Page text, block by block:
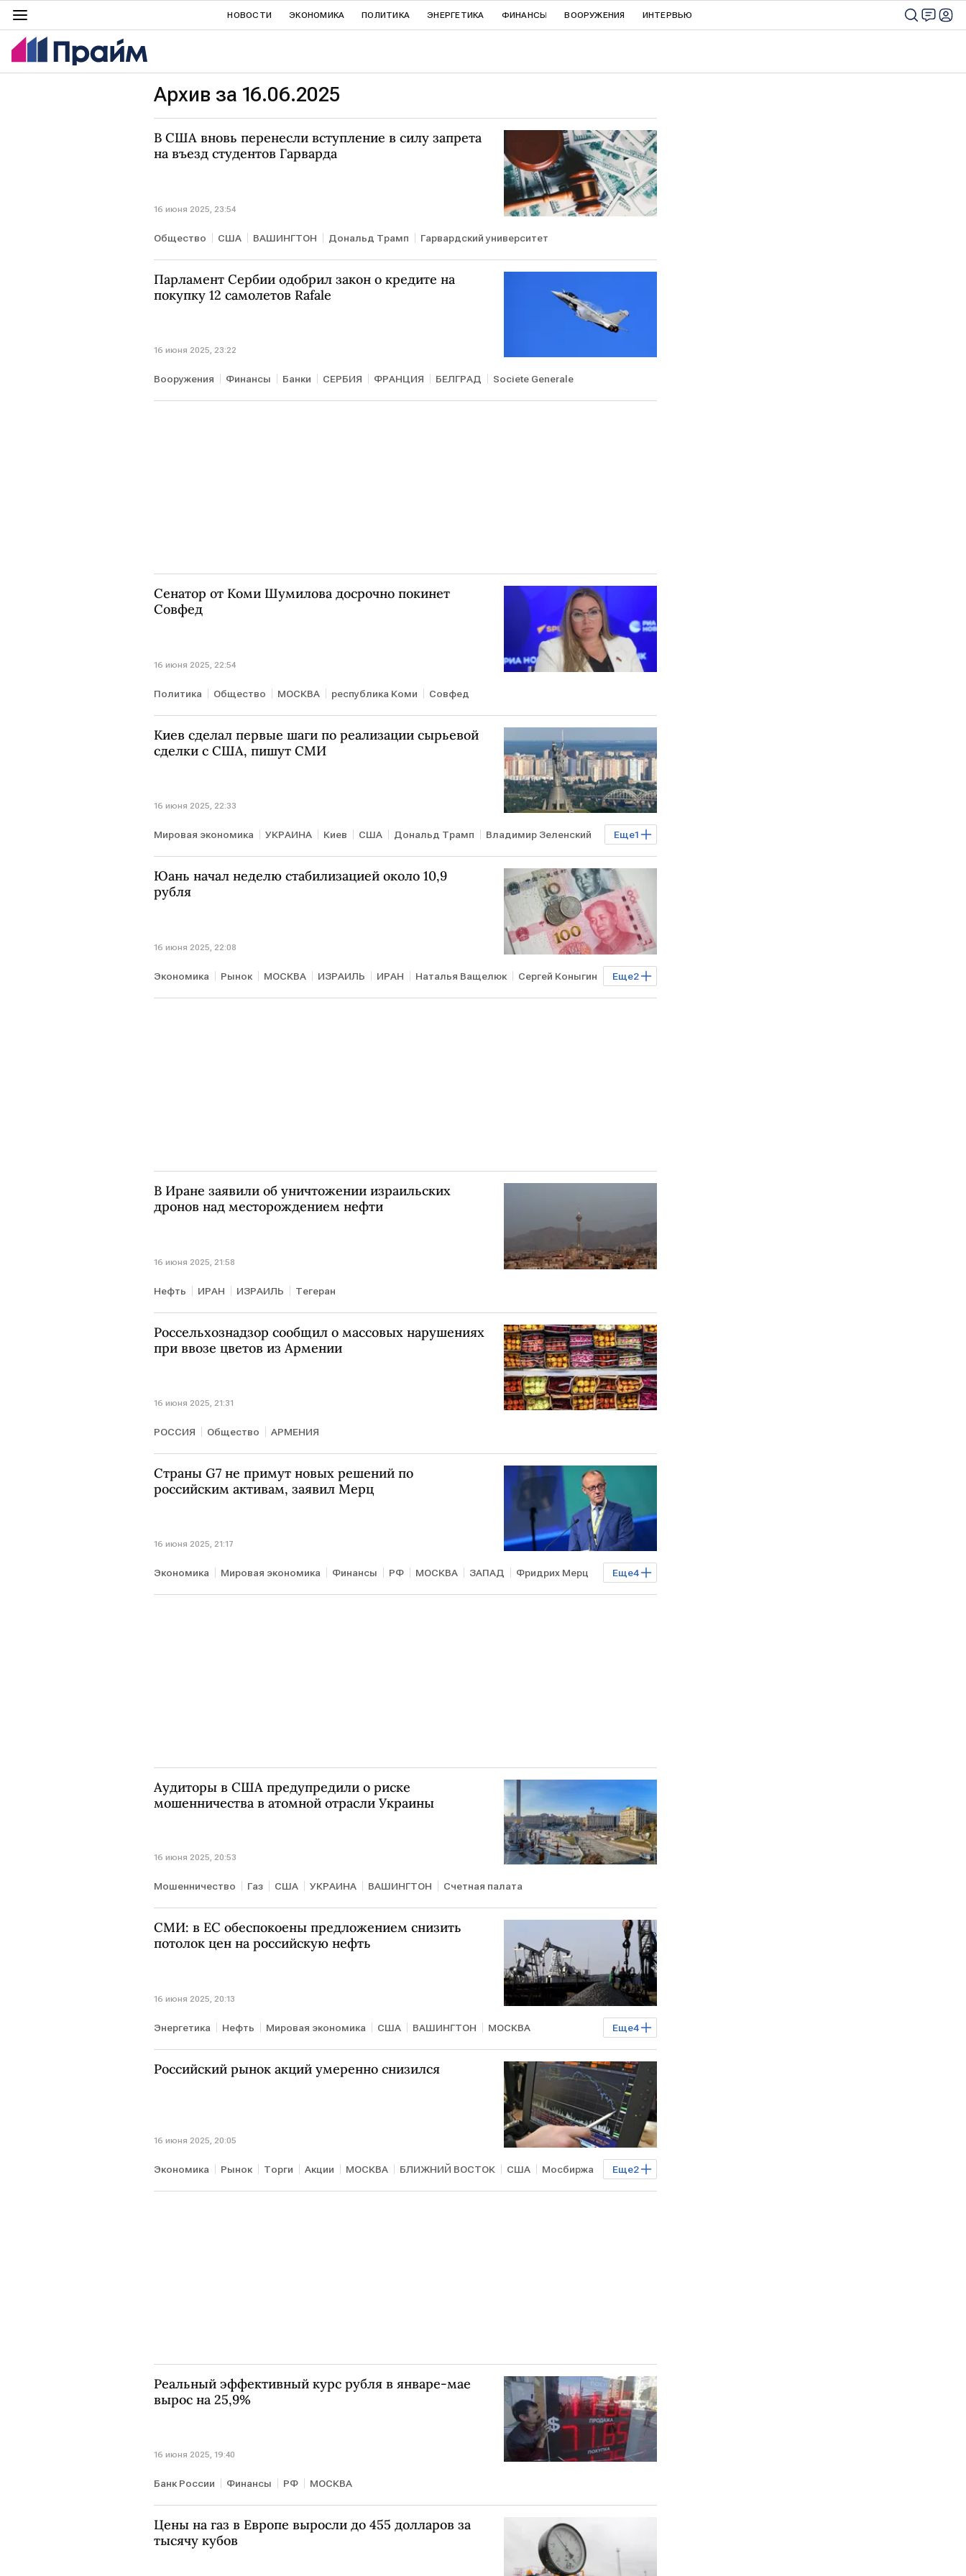
НОВОСТИ ЭКОНОМИКА ПОЛИТИКА ЭНЕРГЕТИКА ФИНАНСЫ ВООРУЖЕНИЯ ИНТЕРВЬЮ
Архив за 16.06.2025
В США вновь перенесли вступление в силу запрета
на въезд студентов Гарварда
16 июня 2025, 23:54
Общество США ВАШИНГТОН Дональд Трамп Гарвардский университет
Парламент Сербии одобрил закон о кредите на
покупку 12 самолетов Rafale
16 июня 2025, 23:22
Вооружения Финансы Банки СЕРБИЯ ФРАНЦИЯ БЕЛГРАД Societe Generale
Сенатор от Коми Шумилова досрочно покинет
Совфед
16 июня 2025, 22:54
Политика Общество МОСКВА республика Коми Совфед
Киев сделал первые шаги по реализации сырьевой
сделки с США, пишут СМИ
16 июня 2025, 22:33
Еще1
Мировая экономика УКРАИНА Киев США Дональд Трамп Владимир Зеленский
New York Times
Юань начал неделю стабилизацией около 10,9
рубля
16 июня 2025, 22:08
Еще2
Экономика Рынок МОСКВА ИЗРАИЛЬ ИРАН Наталья Ващелюк Сергей Коныгин
УК "Первая" "Синара"
В Иране заявили об уничтожении израильских
дронов над месторождением нефти
16 июня 2025, 21:58
Нефть ИРАН ИЗРАИЛЬ Тегеран
Россельхознадзор сообщил о массовых нарушениях
при ввозе цветов из Армении
16 июня 2025, 21:31
РОССИЯ Общество АРМЕНИЯ
Страны G7 не примут новых решений по
российским активам, заявил Мерц
16 июня 2025, 21:17
Еще4
Экономика Мировая экономика Финансы РФ МОСКВА ЗАПАД Фридрих Мерц
Дональд Трамп Джо Байден ЕС Euroclear
Аудиторы в США предупредили о риске
мошенничества в атомной отрасли Украины
16 июня 2025, 20:53
Мошенничество Газ США УКРАИНА ВАШИНГТОН Счетная палата
СМИ: в ЕС обеспокоены предложением снизить
потолок цен на российскую нефть
16 июня 2025, 20:13
Еще4
Энергетика Нефть Мировая экономика США ВАШИНГТОН МОСКВА
Урсула фон дер Ляйен Владимир Путин ЕС ЕК
Российский рынок акций умеренно снизился
16 июня 2025, 20:05
Еще2
Экономика Рынок Торги Акции МОСКВА БЛИЖНИЙ ВОСТОК США Мосбиржа
РТС УК "Первая"
Реальный эффективный курс рубля в январе-мае
вырос на 25,9%
16 июня 2025, 19:40
Банк России Финансы РФ МОСКВА
Цены на газ в Европе выросли до 455 долларов за
тысячу кубов